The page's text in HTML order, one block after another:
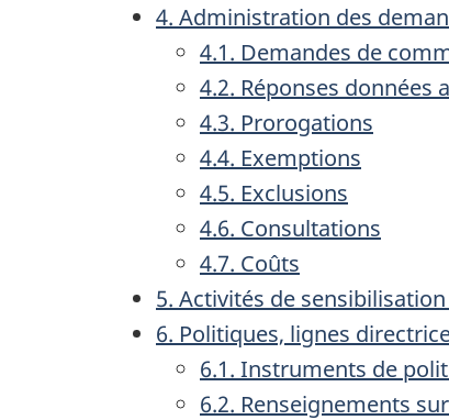
4. Administration des
4.1. Demandes de
4.2. Réponses données
4.3. Prorogations
4.4. Exemptions
4.5. Exclusions
4.6. Consultations
4.7. Coûts
5. Activités de
6. Politiques, lignes
6.1. Instruments de
6.2. Renseignements